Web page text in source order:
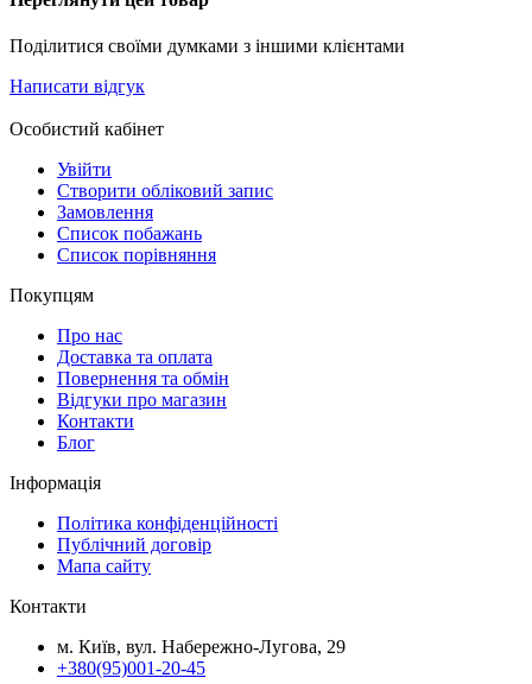
Поділитися своїми думками з іншими клієнтами
Написати відгук
Особистий кабінет
Увійти
Створити обліковий запис
Замовлення
Список побажань
Cписок порівняння
Покупцям
Про нас
Доставка та оплата
Повернення та обмін
Відгуки про магазин
Контакти
Блог
Інформація
Політика конфіденційності
Публічний договір
Мапа сайту
Контакти
м. Київ, вул. Набережно-Лугова, 29
+380(95)001-20-45